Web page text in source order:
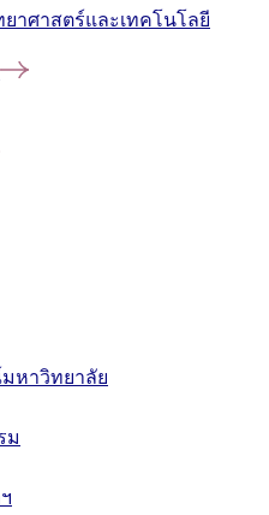
าศาสตร์และเทคโนโลยี
หาวิทยาลัย
ม